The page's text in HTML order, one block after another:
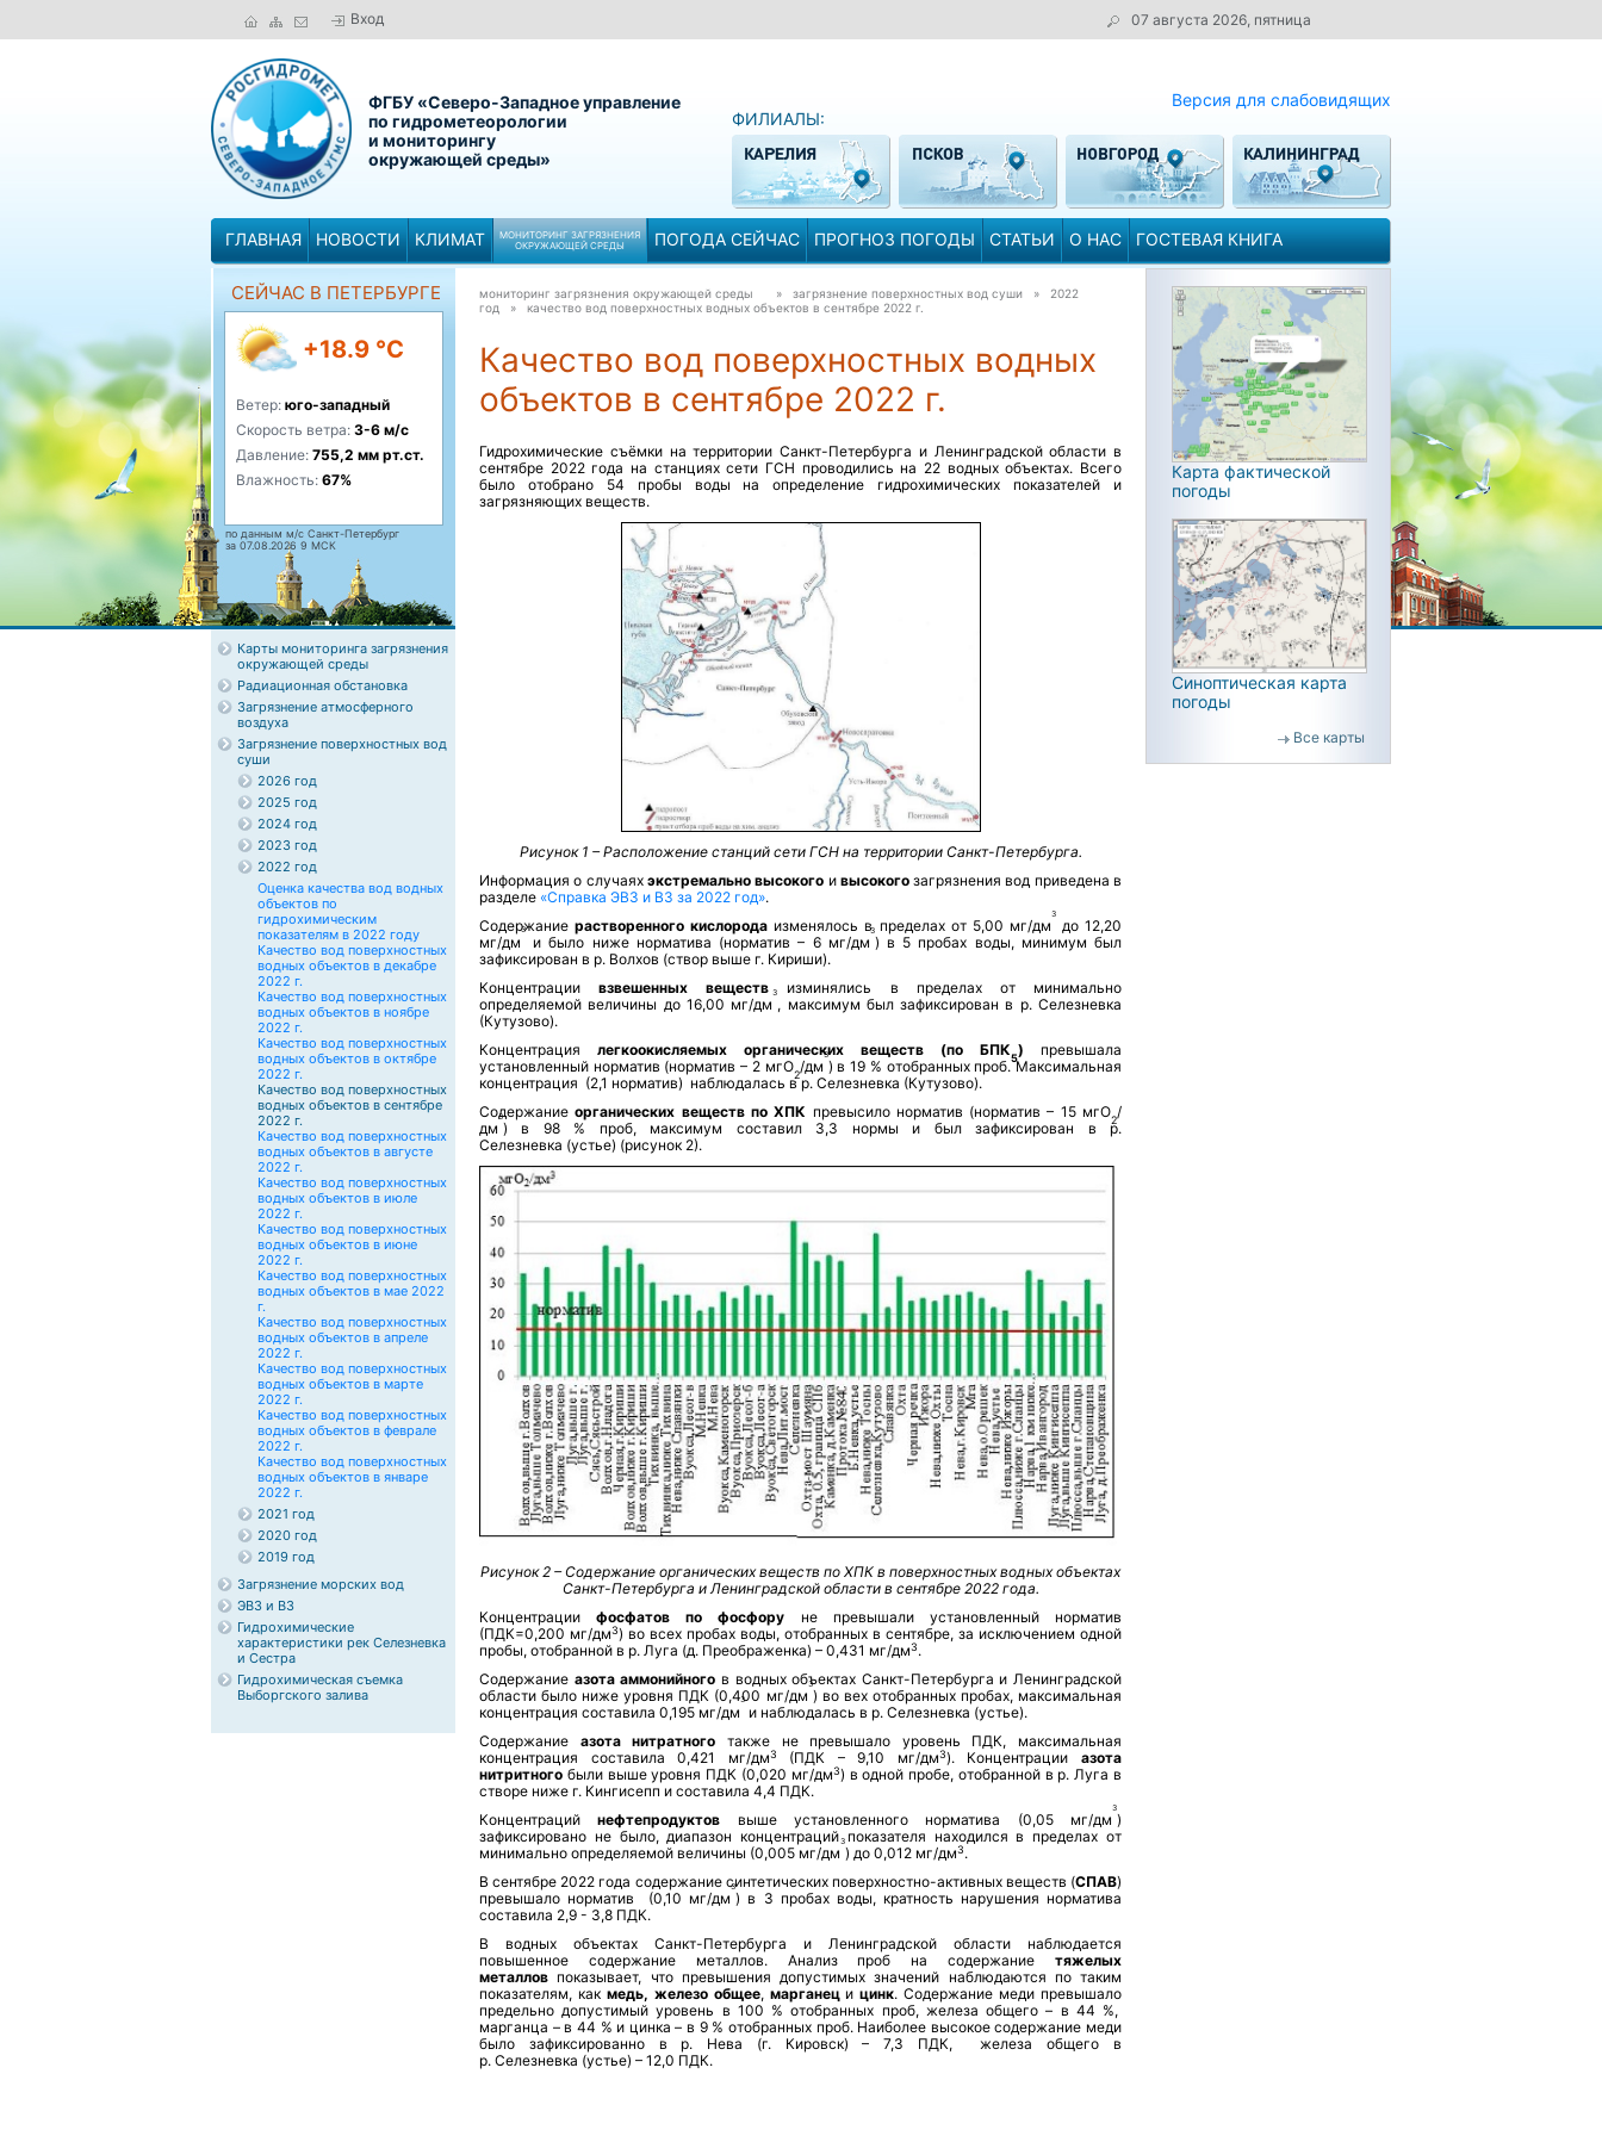
Вход 07 августа 2026, пятница
ФГБУ «Северо-Западное управление
по гидрометеорологии
и мониторингу
окружающей среды»
Версия для слабовидящих
ФИЛИАЛЫ:
ГЛАВНАЯ НОВОСТИ КЛИМАТ
МОНИТОРИНГ ЗАГРЯЗНЕНИЯ
ОКРУЖАЮЩЕЙ СРЕДЫ
ПОГОДА СЕЙЧАС ПРОГНОЗ ПОГОДЫ СТАТЬИ О НАС ГОСТЕВАЯ КНИГА
СЕЙЧАС В ПЕТЕРБУРГЕ
+18.9 °C
Ветер: юго-западный
Скорость ветра: 3-6 м/с
Давление: 755,2 мм рт.ст.
Влажность: 67%
по данным м/с Санкт-Петербург
за 07.08.2026 9 МСК
Карты мониторинга загрязнения
окружающей среды
Радиационная обстановка
Загрязнение атмосферного
воздуха
Загрязнение поверхностных вод
суши
2026 год
2025 год
2024 год
2023 год
2022 год
Оценка качества вод водных
объектов по
гидрохимическим
показателям в 2022 году
Качество вод поверхностных
водных объектов в декабре
2022 г.
Качество вод поверхностных
водных объектов в ноябре
2022 г.
Качество вод поверхностных
водных объектов в октябре
2022 г.
Качество вод поверхностных
водных объектов в сентябре
2022 г.
Качество вод поверхностных
водных объектов в августе
2022 г.
Качество вод поверхностных
водных объектов в июле
2022 г.
Качество вод поверхностных
водных объектов в июне
2022 г.
Качество вод поверхностных
водных объектов в мае 2022
г.
Качество вод поверхностных
водных объектов в апреле
2022 г.
Качество вод поверхностных
водных объектов в марте
2022 г.
Качество вод поверхностных
водных объектов в феврале
2022 г.
Качество вод поверхностных
водных объектов в январе
2022 г.
2021 год
2020 год
2019 год
Загрязнение морских вод
ЭВЗ и ВЗ
Гидрохимические
характеристики рек Селезневка
и Сестра
Гидрохимическая съемка
Выборгского залива
мониторинг загрязнения окружающей среды
» загрязнение поверхностных вод суши » 2022
год » качество вод поверхностных водных объектов в сентябре 2022 г.
Качество вод поверхностных водных
объектов в сентябре 2022 г.
Гидрохимические съёмки на территории Санкт-Петербурга и Ленинградской области в
сентябре 2022 года на станциях сети ГСН проводились на 22 водных объектах. Всего
было отобрано 54 пробы воды на определение гидрохимических показателей и
загрязняющих веществ.
Рисунок 1 – Расположение станций сети ГСН на территории Санкт-Петербурга.
Информация о случаях экстремально высокого и высокогозагрязнения вод приведена в
разделе «Справка ЭВЗ и ВЗ за 2022 год».
Содержаниерастворенного кислорода изменялось в пределах от 5,00 мг/дм
3
до 12,20
мг/дм
3
и было ниже норматива (норматив – 6 мг/дм
3
) в 5 пробах воды, минимум был
зафиксирован в р. Волхов (створ выше г. Кириши).
Концентрациивзвешенных веществ изминялись в пределах от минимально
определяемой величины до 16,00 мг/дм
3
, максимум был зафиксирован в р. Селезневка
(Кутузово).
Концентрация легкоокисляемых органических веществ (по БПК5) превышала
установленный норматив (норматив – 2 мгО2/дм
3
) в 19 % отобранных проб. Максимальная
концентрация (2,1 норматив) наблюдалась в р. Селезневка (Кутузово).
Содержаниеорганических веществ по ХПК превысило норматив (норматив – 15 мгО2/
дм
3
) в 98 % проб, максимум составил 3,3 нормы и был зафиксирован в р.
Селезневка (устье) (рисунок 2).
Рисунок 2 – Содержание органических веществ по ХПК в поверхностных водных объектах
Санкт-Петербурга и Ленинградской области в сентябре 2022 года.
Концентрациифосфатов по фосфору не превышали установленный норматив
(ПДК=0,200 мг/дм3) во всех пробах воды, отобранных в сентябре, за исключением одной
пробы, отобранной в р. Луга (д. Преображенка) – 0,431 мг/дм3.
Содержание азота аммонийного в водных объектах Санкт-Петербурга и Ленинградской
области было ниже уровня ПДК (0,400 мг/дм
3
) во вех отобранных пробах, максимальная
концентрация составила 0,195 мг/дм
3
и наблюдалась в р. Селезневка (устье).
Содержание азота нитратного также не превышало уровень ПДК, максимальная
концентрация составила 0,421 мг/дм3 (ПДК – 9,10 мг/дм3). Концентрации азота
нитритного были выше уровня ПДК (0,020 мг/дм3) в одной пробе, отобранной в р. Луга в
створе ниже г. Кингисепп и составила 4,4 ПДК.
Концентрацийнефтепродуктов выше установленного норматива (0,05 мг/дм
3
)
зафиксировано не было, диапазон концентраций показателя находился в пределах от
минимально определяемой величины (0,005 мг/дм
3
) до 0,012 мг/дм3.
В сентябре 2022 года содержание синтетических поверхностно-активных веществ (СПАВ)
превышало норматив (0,10 мг/дм
3
) в 3 пробах воды, кратность нарушения норматива
составила 2,9 - 3,8 ПДК.
В водных объектах Санкт-Петербурга и Ленинградской области наблюдается
повышенное содержание металлов. Анализ проб на содержание тяжелых
металлов показывает, что превышения допустимых значений наблюдаются по таким
показателям, как медь, железо общее,марганец и цинк. Содержание меди превышало
предельно допустимый уровень в 100 % отобранных проб, железа общего – в 44 %,
марганца – в 44 % и цинка – в 9 % отобранных проб. Наиболее высокое содержание меди
было зафиксированно в р. Нева (г. Кировск) – 7,3 ПДК, железа общего в
р. Селезневка (устье) – 12,0 ПДК.
Карта фактической
погоды
Синоптическая карта
погоды
Все карты